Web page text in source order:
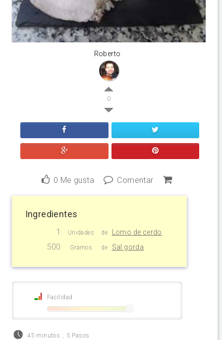
Roberto
0
0 Me gusta Comentar
Ingredientes
1 Unidades de Lomo de cerdo
500 Gramos de Sal gorda
Facilidad
45 minutos , 5 Pasos